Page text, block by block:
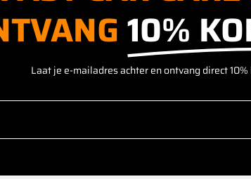
10%
Laat je e-mailadres achter en ontvang direct